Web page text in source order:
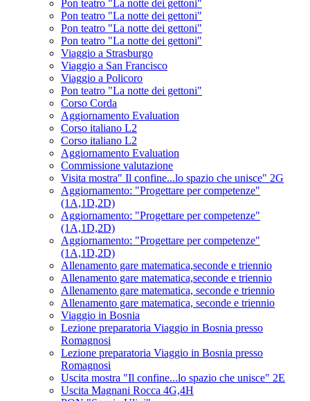
Pon teatro "La notte dei gettoni"
Pon teatro "La notte dei gettoni"
Pon teatro "La notte dei gettoni"
Pon teatro "La notte dei gettoni"
Viaggio a Strasburgo
Viaggio a San Francisco
Viaggio a Policoro
Pon teatro "La notte dei gettoni"
Corso Corda
Aggiornamento Evaluation
Corso italiano L2
Corso italiano L2
Aggiornamento Evaluation
Commissione valutazione
Visita mostra" Il confine...lo spazio che unisce" 2G
Aggiornamento: "Progettare per competenze"
(1A,1D,2D)
Aggiornamento: "Progettare per competenze"
(1A,1D,2D)
Aggiornamento: "Progettare per competenze"
(1A,1D,2D)
Allenamento gare matematica,seconde e triennio
Allenamento gare matematica,seconde e triennio
Allenamento gare matematica, seconde e triennio
Allenamento gare matematica, seconde e triennio
Viaggio in Bosnia
Lezione preparatoria Viaggio in Bosnia presso
Romagnosi
Lezione preparatoria Viaggio in Bosnia presso
Romagnosi
Uscita mostra "Il confine...lo spazio che unisce" 2E
Uscita Magnani Rocca 4G,4H